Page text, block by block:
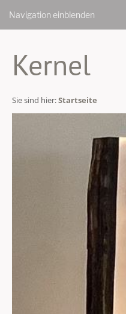
Navigation einblenden
Kernel
Sie sind hier:Startseite